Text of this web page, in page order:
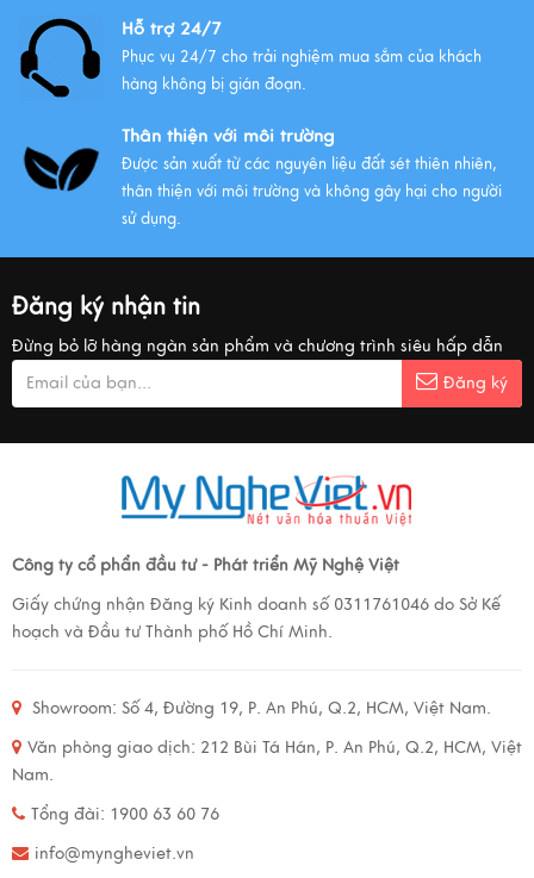
Hỗ trợ 24/7
Phục vụ 24/7 cho trải nghiệm mua sắm của khách
hàng không bị gián đoạn.
Thân thiện với môi trường
Được sản xuất từ các nguyên liệu đất sét thiên nhiên,
thân thiện với môi trường và không gây hại cho người
sử dụng.
Đăng ký nhận tin
Đừng bỏ lỡ hàng ngàn sản phẩm và chương trình siêu hấp dẫn
Đăng ký
Công ty cổ phẩn đầu tư - Phát triển Mỹ Nghệ Việt
Giấy chứng nhận Đăng ký Kinh doanh số 0311761046 do Sở Kế
hoạch và Đầu tư Thành phố Hồ Chí Minh.
Showroom: Số 4, Đường 19, P. An Phú, Q.2, HCM, Việt Nam.
Văn phòng giao dịch: 212 Bùi Tá Hán, P. An Phú, Q.2, HCM, Việt
Nam.
Tổng đài: 1900 63 60 76
info@myngheviet.vn